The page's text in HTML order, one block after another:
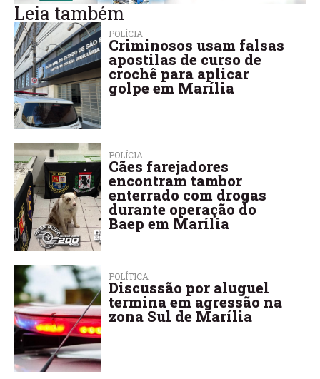
Leia também
POLÍCIA
Criminosos usam falsas
apostilas de curso de
crochê para aplicar
golpe em Marília
POLÍCIA
Cães farejadores
encontram tambor
enterrado com drogas
durante operação do
Baep em Marília
POLÍTICA
Discussão por aluguel
termina em agressão na
zona Sul de Marília